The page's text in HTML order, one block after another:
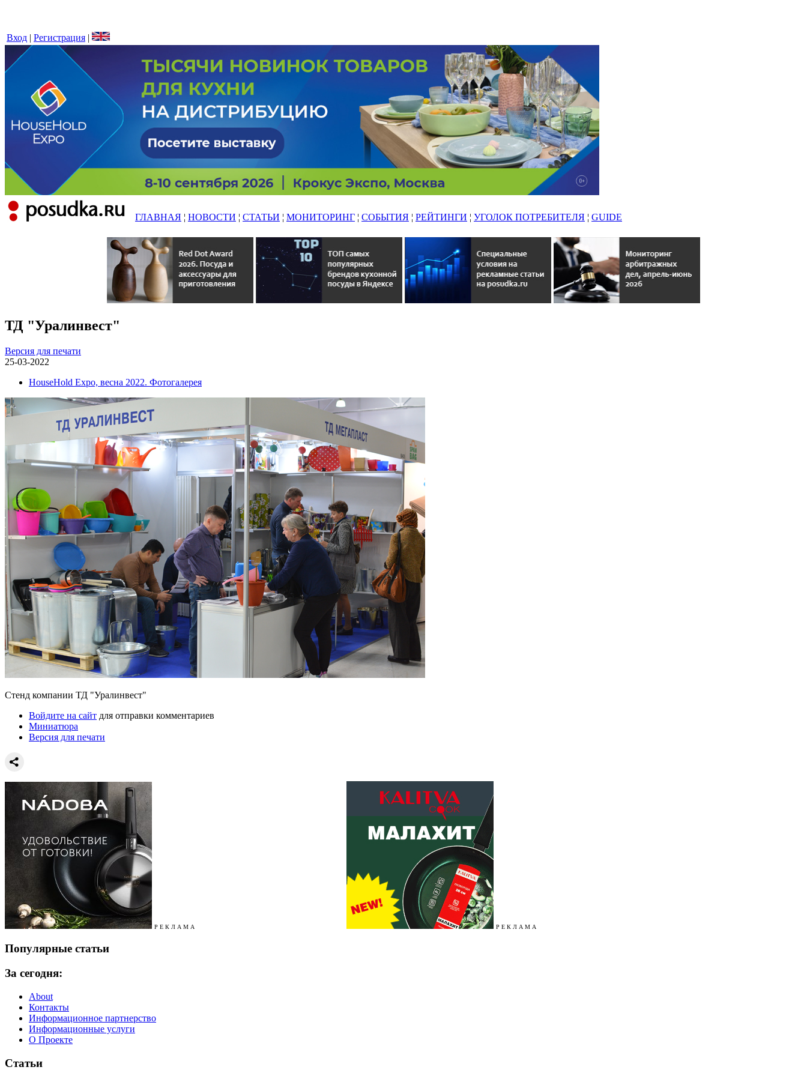
Вход | Регистрация |
ГЛАВНАЯ ¦ НОВОСТИ ¦ СТАТЬИ ¦ МОНИТОРИНГ ¦ СОБЫТИЯ ¦ РЕЙТИНГИ ¦ УГОЛОК ПОТРЕБИТЕЛЯ ¦ GUIDE
ТД "Уралинвест"
Версия для печати
25-03-2022
HouseHold Expo, весна 2022. Фотогалерея
Стенд компании ТД "Уралинвест"
Войдите на сайт для отправки комментариев
Миниатюра
Версия для печати
Р Е К Л А М А Р Е К Л А М А
Популярные статьи
За сегодня:
About
Контакты
Информационное партнерство
Информационные услуги
О Проекте
Статьи